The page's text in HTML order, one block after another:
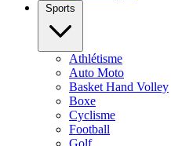
Sports
Athlétisme
Auto Moto
Basket Hand Volley
Boxe
Cyclisme
Football
Golf